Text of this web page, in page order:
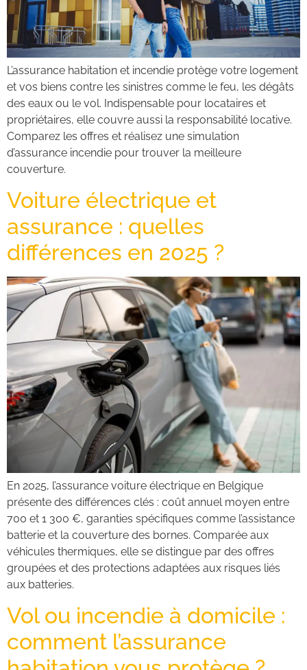
L’assurance habitation et incendie protège votre logement
et vos biens contre les sinistres comme le feu, les dégâts
des eaux ou le vol. Indispensable pour locataires et
propriétaires, elle couvre aussi la responsabilité locative.
Comparez les offres et réalisez une simulation
d’assurance incendie pour trouver la meilleure
couverture.
Voiture électrique et
assurance : quelles
différences en 2025 ?
En 2025, l’assurance voiture électrique en Belgique
présente des différences clés : coût annuel moyen entre
700 et 1 300 €, garanties spécifiques comme l’assistance
batterie et la couverture des bornes. Comparée aux
véhicules thermiques, elle se distingue par des offres
groupées et des protections adaptées aux risques liés
aux batteries.
Vol ou incendie à domicile :
comment l’assurance